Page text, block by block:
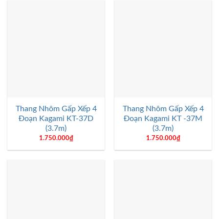
Thang Nhôm Gấp Xếp 4
Đoạn Kagami KT-37D
(3.7m)
1.750.000₫
Thang Nhôm Gấp Xếp 4
Đoạn Kagami KT -37M
(3.7m)
1.750.000₫